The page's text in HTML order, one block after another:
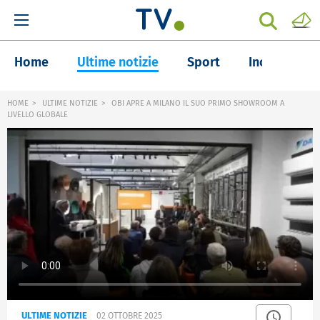
Home Ultime notizie Sport Inchieste
HOME ULTIME NOTIZIE
OBI APRE A MILANO IL SUO PRIMO SHOWROOM A
LIVELLO GLOBALE
ULTIME NOTIZIE 02 OTTOBRE 2025